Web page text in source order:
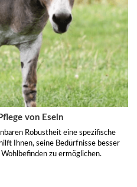
von Eseln
Robustheit eine spezifische
Ihnen, seine Bedürfnisse besser
zu ermöglichen.